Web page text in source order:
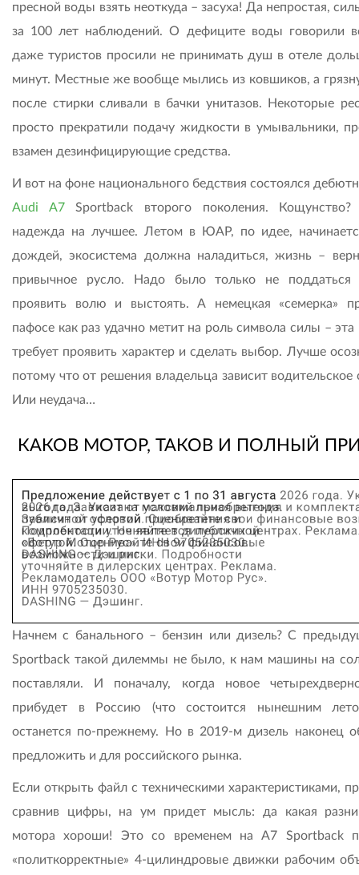
пресной воды взять неоткуда – засуха! Да непростая,
за 100 лет наблюдений. О дефиците воды говорили
даже туристов просили не принимать душ в отеле
минут. Местные же вообще мылись из ковшиков, а
после стирки сливали в бачки унитазов. Некоторые
просто прекратили подачу жидкости в умывальники,
взамен дезинфицирующие средства.
И вот на фоне национального бедствия состоялся
Audi A7Sportback второго поколения. Кощунство?
надежда на лучшее. Летом в ЮАР, по идее,
дождей, экосистема должна наладиться, жизнь –
привычное русло. Надо было только не поддаться
проявить волю и выстоять. А немецкая «семерка»
пафосе как раз удачно метит на роль символа силы –
требует проявить характер и сделать выбор. Лучше
потому что от решения владельца зависит водительское
Или неудача…
КАКОВ МОТОР, ТАКОВ И ПОЛНЫЙ
Начнем с банального – бензин или дизель? С
Sportback такой дилеммы не было, к нам машины на
поставляли. И поначалу, когда новое
прибудет в Россию (что состоится нынешним
останется по-прежнему. Но в 2019-м дизель наконец
предложить и для российского рынка.
Если открыть файл с техническими характеристиками,
сравнив цифры, на ум придет мысль: да какая
мотора хороши! Это со временем на A7 Sportback
«политкорректные» 4-цилиндровые движки рабочим